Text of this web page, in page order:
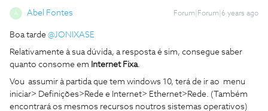
A Abel Fontes Forum|Forum|6 years ago
Boa tarde @JONIXASE
Relativamente à sua dúvida, a resposta é sim, consegue saber
quanto consome em Internet Fixa.
Vou assumir à partida que tem windows 10, terá de ir ao menu
iniciar> Definições>Rede e Internet> Ethernet>Rede. (Também
encontrará os mesmos recursos noutros sistemas operativos)